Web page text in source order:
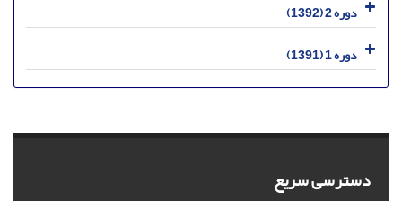
دوره 2 (1392)
دوره 1 (1391)
دسترسی سریع